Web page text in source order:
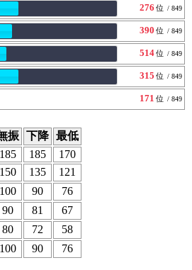
276 位 / 849
390 位 / 849
514位 / 849
315 位 / 849
171 位 / 849
振 下降 最低
185 185
170
150 135
121
100 90
76
90 81
67
80 72
58
100 90 76